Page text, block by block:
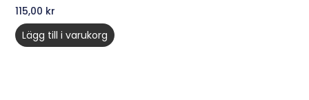
115,00 kr
Lägg till i varukorg